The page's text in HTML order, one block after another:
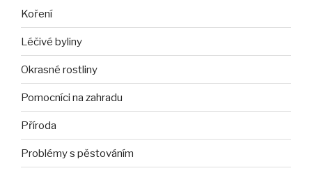
Koření
Léčivé byliny
Okrasné rostliny
Pomocníci na zahradu
Příroda
Problémy s pěstováním